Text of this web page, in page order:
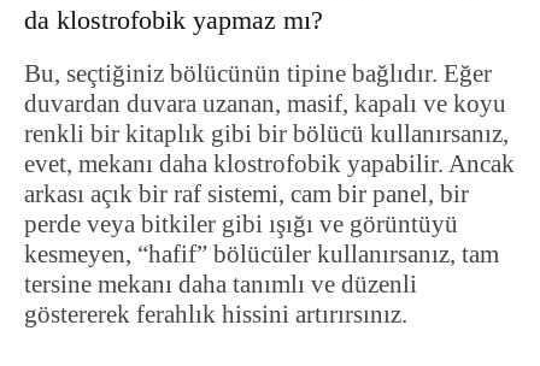
da klostrofobik yapmaz mı?
Bu, seçtiğiniz bölücünün tipine bağlıdır. Eğer
duvardan duvara uzanan, masif, kapalı ve koyu
renkli bir kitaplık gibi bir bölücü kullanırsanız,
evet, mekanı daha klostrofobik yapabilir. Ancak
arkası açık bir raf sistemi, cam bir panel, bir
perde veya bitkiler gibi ışığı ve görüntüyü
kesmeyen, “hafif” bölücüler kullanırsanız, tam
tersine mekanı daha tanımlı ve düzenli
göstererek ferahlık hissini artırırsınız.